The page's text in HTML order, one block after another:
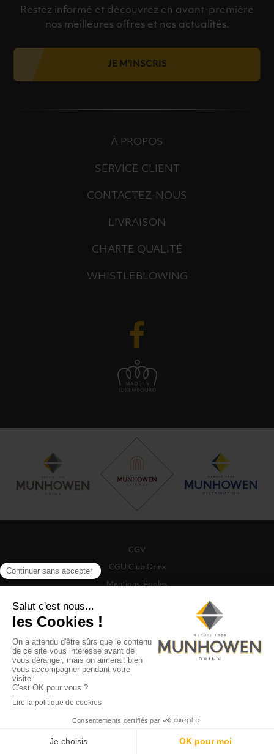
Restez informé et découvrez en avant-première
nos meilleures offres et nos actualités.
JE M'INSCRIS
À PROPOS
SERVICE CLIENT
CONTACTEZ-NOUS
LIVRAISON
CHARTE QUALITÉ
WHISTLEBLOWING
CGV
CGU Club Drinx
Mentions légales
Politique de cookies
MENU